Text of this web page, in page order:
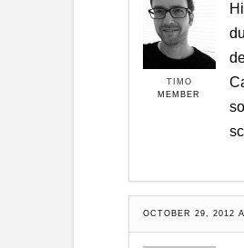
TIMO
MEMBER
OCTOBER 29, 2012